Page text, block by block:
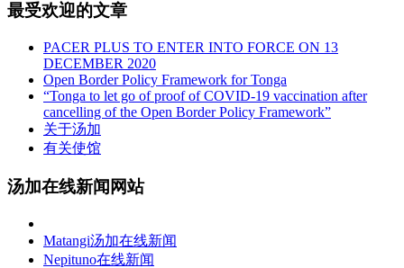
最受欢迎的文章
PACER PLUS TO ENTER INTO FORCE ON 13
DECEMBER 2020
Open Border Policy Framework for Tonga
“Tonga to let go of proof of COVID-19 vaccination after
cancelling of the Open Border Policy Framework”
关于汤加
有关使馆
汤加在线新闻网站
Matangi汤加在线新闻
Nepituno在线新闻